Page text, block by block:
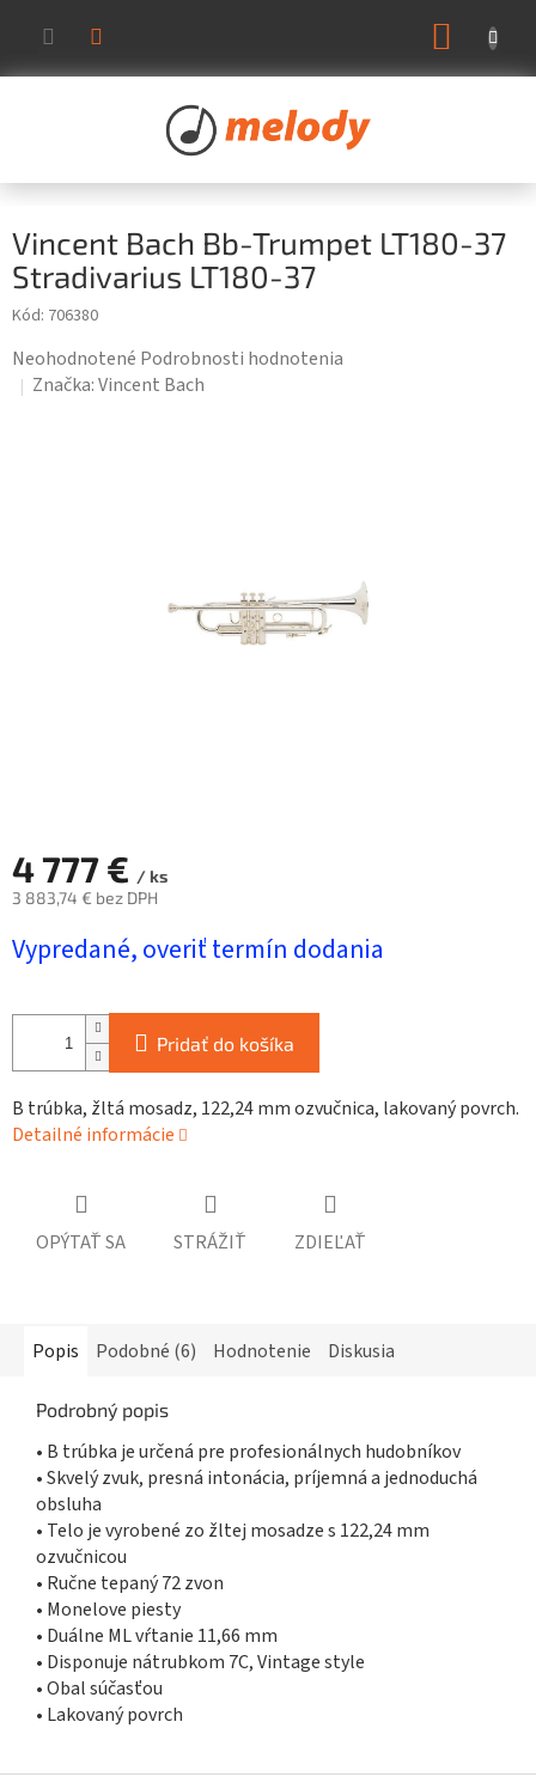
obsah
Vincent Bach Bb-Trumpet LT180-37
Stradivarius LT180-37
Kód: 706380
Priemerné
hodnotenie
Neohodnotené Podrobnosti hodnotenia
Značka:Vincent Bach
4 777 € / ks
3 883,74 € bez DPH
cena:
Vypredané, overiť termín dodania
Pridať do košíka
B trúbka, žltá mosadz, 122,24 mm ozvučnica, lakovaný povrch.
Detailné informácie
OPÝTAŤ SA STRÁŽIŤ ZDIEĽAŤ
Popis Podobné (6) Hodnotenie Diskusia
Podrobný popis
• B trúbka je určená pre profesionálnych hudobníkov
• Skvelý zvuk, presná intonácia, príjemná a jednoduchá
obsluha
• Telo je vyrobené zo žltej mosadze s 122,24 mm
ozvučnicou
• Ručne tepaný 72 zvon
• Monelove piesty
• Duálne ML vŕtanie 11,66 mm
• Disponuje nátrubkom 7C, Vintage style
• Obal súčasťou
• Lakovaný povrch